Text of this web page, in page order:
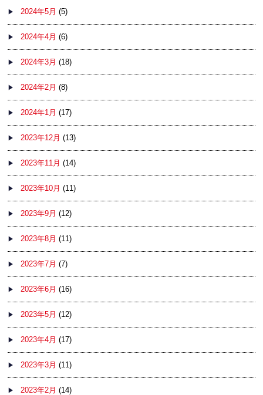
2024年5月 (5)
2024年4月 (6)
2024年3月 (18)
2024年2月 (8)
2024年1月 (17)
2023年12月 (13)
2023年11月 (14)
2023年10月 (11)
2023年9月 (12)
2023年8月 (11)
2023年7月 (7)
2023年6月 (16)
2023年5月 (12)
2023年4月 (17)
2023年3月 (11)
2023年2月 (14)